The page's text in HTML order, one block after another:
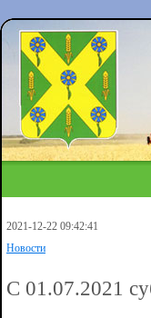
2021-12-22 09:42:41
Новости
С 01.07.2021